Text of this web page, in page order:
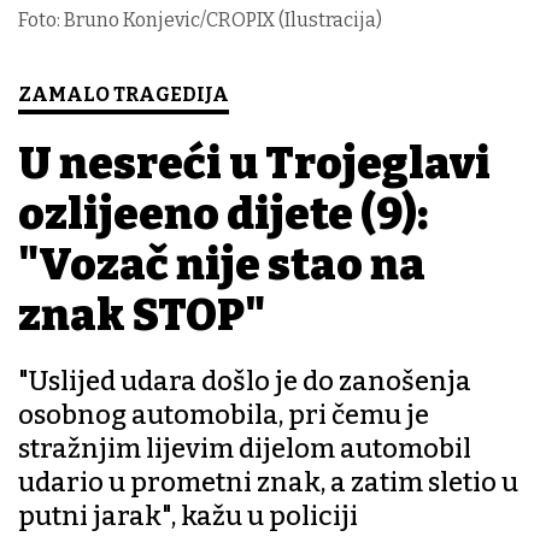
Foto: Bruno Konjevic/CROPIX (Ilustracija)
ZAMALO TRAGEDIJA
U nesreći u Trojeglavi
ozlijeđeno dijete (9):
"Vozač nije stao na
znak STOP"
"Uslijed udara došlo je do zanošenja
osobnog automobila, pri čemu je
stražnjim lijevim dijelom automobil
udario u prometni znak, a zatim sletio u
putni jarak", kažu u policiji